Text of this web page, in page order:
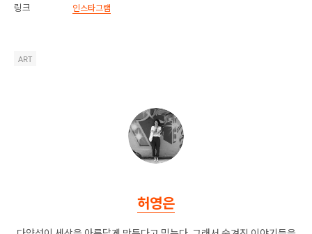
링크 인스타그램
ART
허영은